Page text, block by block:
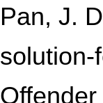
Pan, J.
solution-